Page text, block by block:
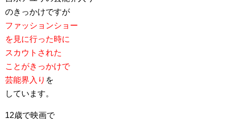
のきっかけですが
ファッションショー
を見に行った時に
スカウトされた
ことがきっかけで
芸能界入り を
しています。
12歳で映画で